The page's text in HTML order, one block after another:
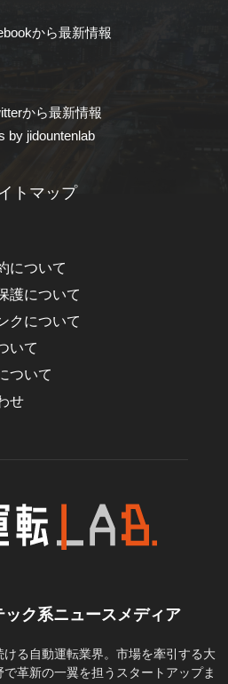
から最新情報
から最新情報
by jidountenlab
トマップ
について
護について
クについて
いて
ついて
せ
ク系ニュースメディア
る自動運転業界。市場を牽引する大
革新の一翼を担うスタートアップま